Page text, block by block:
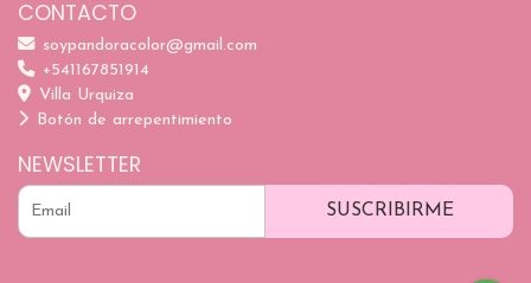
CONTACTO
soypandoracolor@gmail.com
+541167851914
Villa Urquiza
Botón de arrepentimiento
NEWSLETTER
SUSCRIBIRME